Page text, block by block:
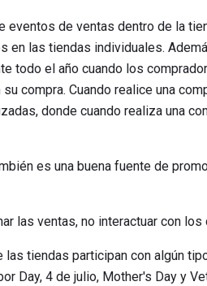
eventos de ventas dentro de la
en las tiendas individuales.
todo el año cuando los
compra. Cuando realice una
donde cuando realiza una
es una buena fuente de
las ventas, no interactuar con los
tiendas participan con algún
Day, 4 de julio, Mother's Day y